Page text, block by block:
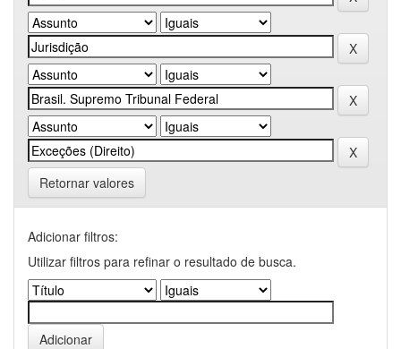
Retornar valores
Adicionar filtros:
Utilizar filtros para refinar o resultado de busca.